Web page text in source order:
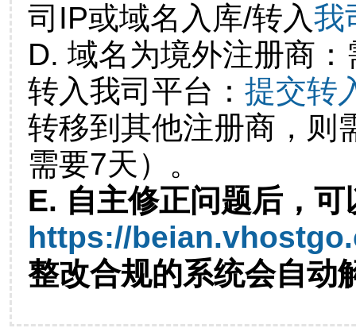
司IP或域名入库/转入我
D. 域名为境外注册商
转入我司平台： 提交转
转移到其他注册商，则
需要7天）。
E. 自主修正问题后，可
https://
整改合规的系统会自动